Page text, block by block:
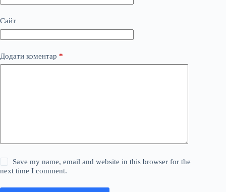
Сайт
Додати коментар *
Save my name, email and website in this browser for the
next time I comment.